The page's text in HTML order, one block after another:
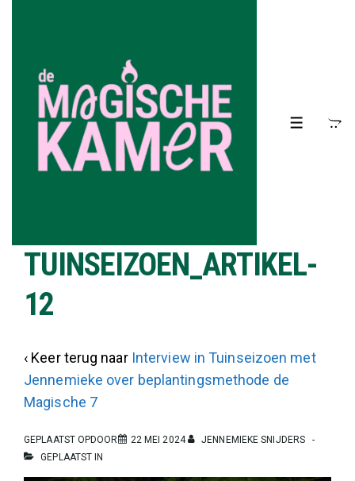
hoofdinhoud
MENU
TUINSEIZOEN_ARTIKEL-
12
‹ Keer terug naar Interview in Tuinseizoen met
Jennemieke over beplantingsmethode de
Magische 7
GEPLAATST OPDOOR 22 MEI 2024
JENNEMIEKE SNIJDERS
GEPLAATST IN